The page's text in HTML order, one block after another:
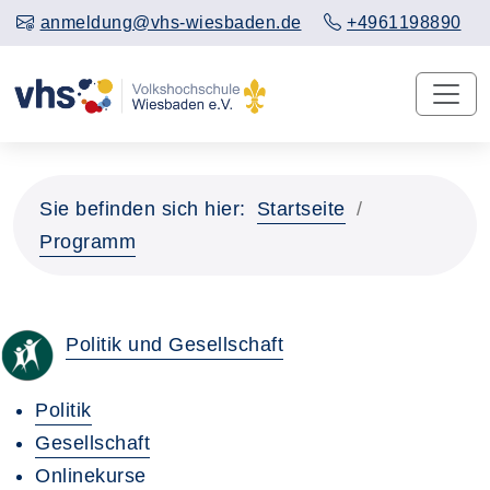
anmeldung@vhs-wiesbaden.de +4961198890
Sie befinden sich hier:
Startseite
Programm
Politik und Gesellschaft
Politik
Gesellschaft
Onlinekurse